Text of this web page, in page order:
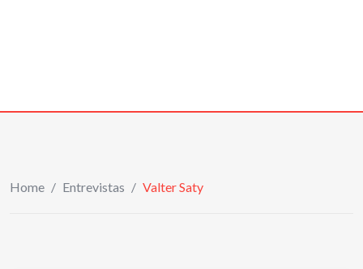
Home / Entrevistas / Valter Saty